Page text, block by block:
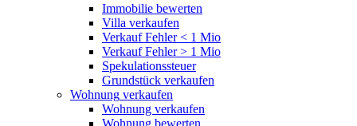
Immobilie bewerten
Villa verkaufen
Verkauf Fehler < 1 Mio
Verkauf Fehler > 1 Mio
Spekulationssteuer
Grundstück verkaufen
Wohnung verkaufen
Wohnung verkaufen
Wohnung bewerten